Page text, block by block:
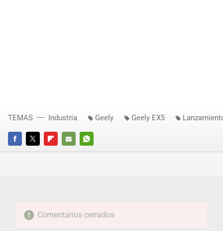
FACEBOOKTWITTERFLIPBOARD
E-
WHATSAPP
TEMAS Industria Geely Geely EX5
Comentarios cerrados